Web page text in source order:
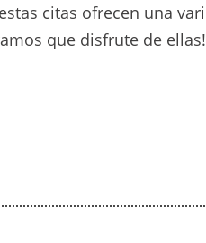
citas ofrecen una
que disfrute de